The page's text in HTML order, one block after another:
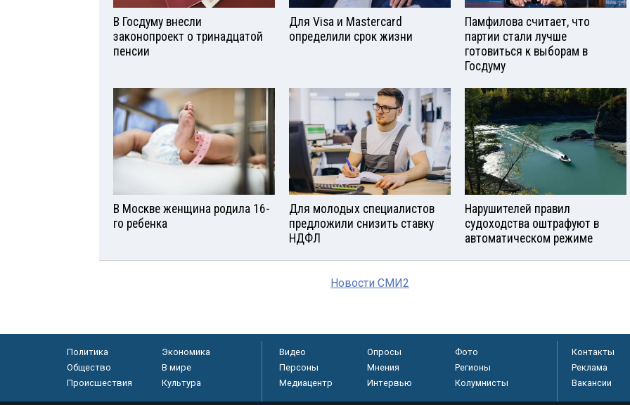
В Госдуму внесли
законопроект о тринадцатой
пенсии
Для Visа и Mastercard
определили срок жизни
Памфилова считает, что
партии стали лучше
готовиться к выборам в
Госдуму
В Москве женщина родила 16-
го ребенка
Для молодых специалистов
предложили снизить ставку
НДФЛ
Нарушителей правил
судоходства оштрафуют в
автоматическом режиме
Новости СМИ2
Политика
Экономика
Общество
В мире
Происшествия
Культура
Видео Опросы
Фото
Персоны
Мнения
Регионы
Медиацентр
Интервью Колумнисты
Контакты
Реклама
Вакансии